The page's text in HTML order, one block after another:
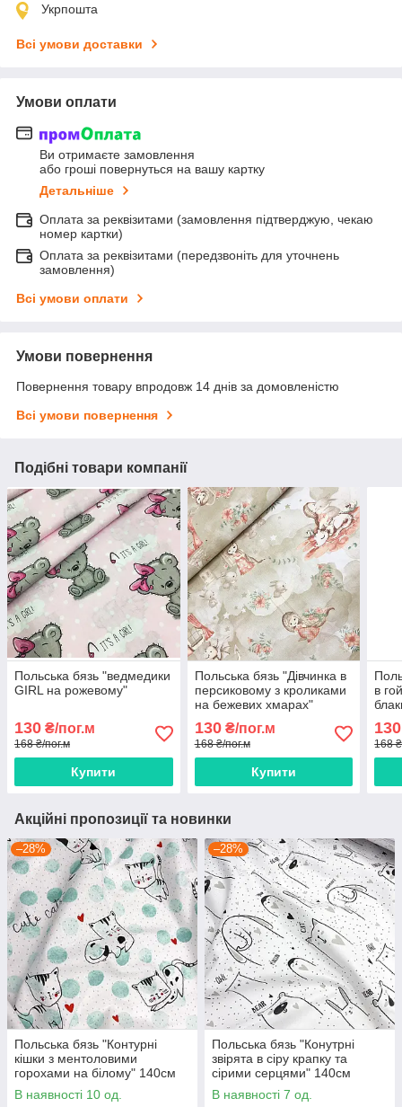
Укрпошта
Всі умови доставки
Умови оплати
Ви отримаєте замовлення
або гроші повернуться на вашу картку
Детальніше
Оплата за реквізитами (замовлення підтверджую, чекаю
номер картки)
Оплата за реквізитами (передзвоніть для уточнень
замовлення)
Всі умови оплати
Умови повернення
Повернення товару впродовж 14 днів за домовленістю
Всі умови повернення
Подібні товари компанії
Польська бязь "ведмедики
GIRL на рожевому"
130 ₴/пог.м
168 ₴/пог.м
Купити
Польська бязь "Дівчинка в
персиковому з кроликами
на бежевих хмарах"
130₴/пог.м
168 ₴/пог.м
Купити
в
130
168
Акційні пропозиції та новинки
–28%
Польська бязь "Контурні
кішки з ментоловими
горохами на білому" 140см
В наявності 10 од.
–28%
Польська бязь "Конутрні
звірята в сіру крапку та
сірими серцями" 140см
В наявності 7 од.